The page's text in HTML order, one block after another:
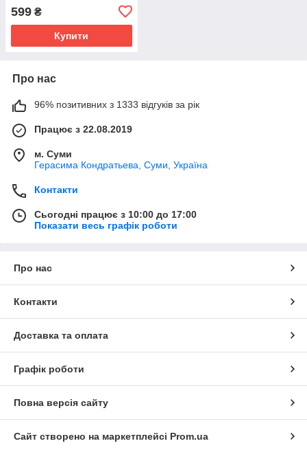
599 ₴
Купити
Про нас
96% позитивних з 1333 відгуків за рік
Працює з 22.08.2019
м. Суми
Герасима Кондратьева, Суми, Україна
Контакти
Сьогодні працює з 10:00 до 17:00
Показати весь графік роботи
Про нас
Контакти
Доставка та оплата
Графік роботи
Повна версія сайту
Сайт створено на маркетплейсі Prom.ua